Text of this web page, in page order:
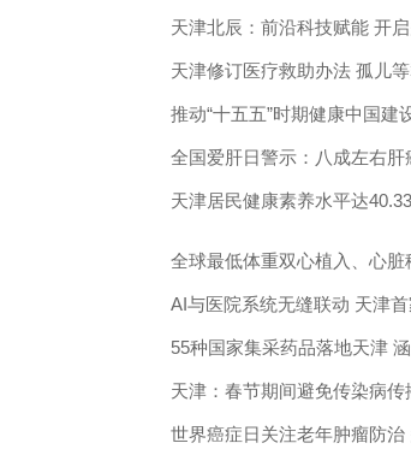
天津北辰：前沿科技赋能 开
天津修订医疗救助办法 孤儿
推动“十五五”时期健康中国
色社会主义思想）
全国爱肝日警示：八成左右
天津居民健康素养水平达
全球最低体重双心植入、心
AI与医院系统无缝联动 天津
55种国家集采药品落地天津
天津：春节期间避免传染病
世界癌症日关注老年肿瘤防